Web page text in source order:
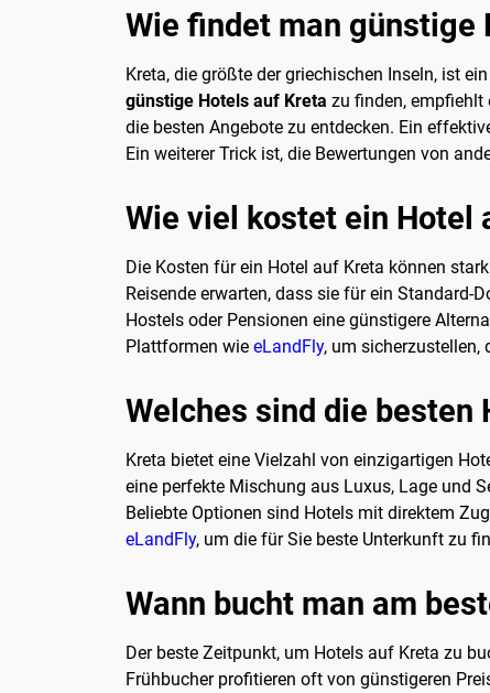
Wie findet man günstige
Kreta, die größte der griechischen Inseln, ist
günstige Hotels auf Kreta zu finden, empfiehlt
die besten Angebote zu entdecken. Ein
Ein weiterer Trick ist, die Bewertungen von
Wie viel kostet ein Hotel
Die Kosten für ein Hotel auf Kreta können
Reisende erwarten, dass sie für ein Standard-
Hostels oder Pensionen eine günstigere
Plattformen wie eLandFly, um sicherzustellen,
Welches sind die besten
Kreta bietet eine Vielzahl von einzigartigen
eine perfekte Mischung aus Luxus, Lage und
Beliebte Optionen sind Hotels mit direktem
eLandFly, um die für Sie beste Unterkunft zu
Wann bucht man am
Der beste Zeitpunkt, um Hotels auf Kreta zu
Frühbucher profitieren oft von günstigeren